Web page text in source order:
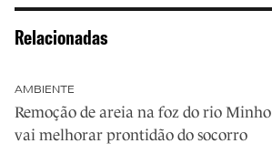
Relacionadas
AMBIENTE
Remoção de areia na foz do rio Minho
vai melhorar prontidão do socorro